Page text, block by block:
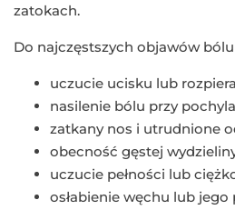
zatokach.
Do najczęstszych objawów
uczucie ucisku lub
nasilenie bólu przy
zatkany nos i utrudnione
obecność gęstej
uczucie pełności lub
osłabienie węchu lub